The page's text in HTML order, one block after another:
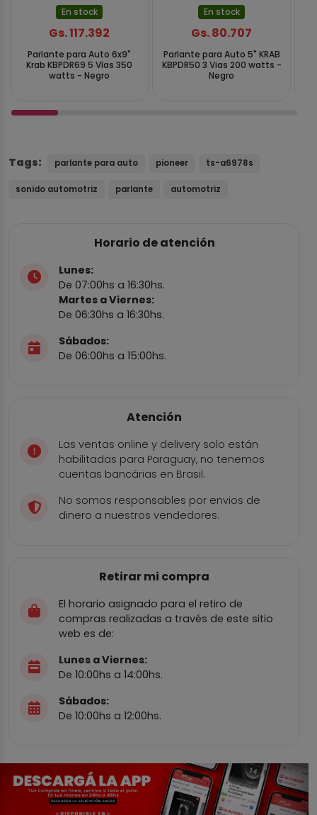
En stock
Gs. 117.392
Parlante para Auto 6x9"
Krab KBPDR69 5 Vías 350
watts - Negro
En stock
Gs. 80.707
Parlante para Auto 5" KRAB
KBPDR50 3 Vias 200 watts -
Negro
Tags: parlante para auto pioneer ts-a6978s
sonido automotriz parlante automotriz
Horario de atención
Lunes:
De 07:00hs a 16:30hs.
Martes a Viernes:
De 06:30hs a 16:30hs.
Sábados:
De 06:00hs a 15:00hs.
Atención
Las ventas online y delivery solo están
habilitadas para Paraguay, no tenemos
cuentas bancárias en Brasil.
No somos responsables por envios de
dinero a nuestros vendedores.
Retirar mi compra
El horario asignado para el retiro de
compras realizadas a través de este sitio
web es de:
Lunes a Viernes:
De 10:00hs a 14:00hs.
Sábados:
De 10:00hs a 12:00hs.